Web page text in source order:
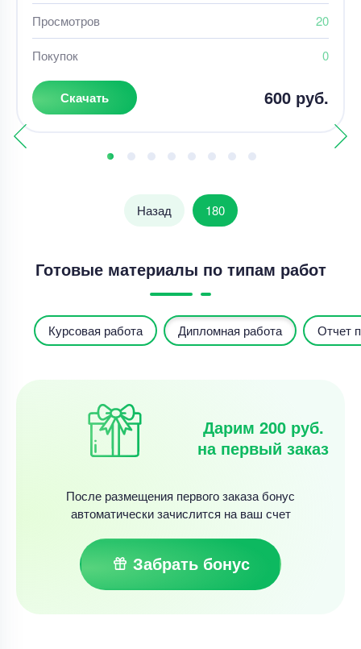
Просмотров 20
Покупок 0
Скачать 600 руб.
Назад 180
Готовые материалы по типам работ
Курсовая работа Дипломная работа Отчет
Дарим 200 руб.
на первый заказ
После размещения первого заказа бонус
автоматически зачислится на ваш счет
Забрать бонус